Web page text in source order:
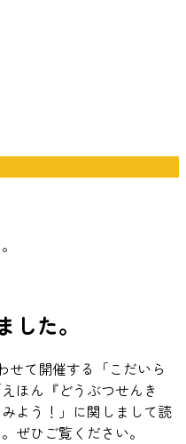
た。
て開催する「こだいら
ほん『どうぶつせんき
よう！」に関しまして読
ぜひご覧ください。